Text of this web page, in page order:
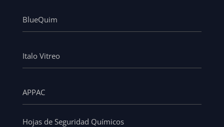
BlueQuim
Italo Vitreo
APPAC
Hojas de Seguridad Químicos